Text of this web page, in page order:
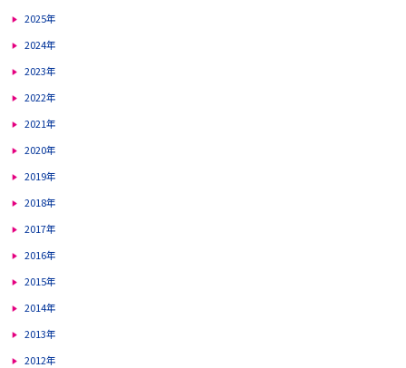
2025年
2024年
2023年
2022年
2021年
2020年
2019年
2018年
2017年
2016年
2015年
2014年
2013年
2012年